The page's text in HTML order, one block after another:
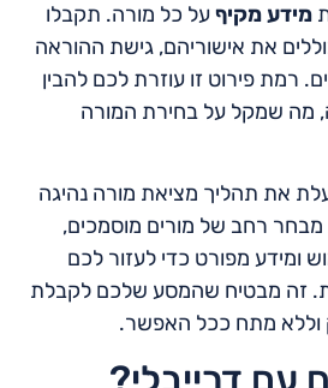
מידע מקיףעל כל מורה. תקבלו
את אישוריהם, גישת ההוראה
רמת פירוט זו עוזרת לכם להבין
מה שמקל על בחירת המורה
את תהליך מציאת מורה נהיגה
מבחר רחב של מורים מוסמכים,
ומידע מפורט כדי לעזור לכם
זה מבטיח שהמסע שלכם לקבלת
וללא מתח ככל האפשר.